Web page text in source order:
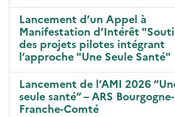
Lancement d’un Appel à
Manifestation d’Intérêt
des projets pilotes intégrant
l’approche "Une Seule Santé"
Lancement de l’AMI 2026
seule santé” – ARS Bourgogne-
Franche-Comté